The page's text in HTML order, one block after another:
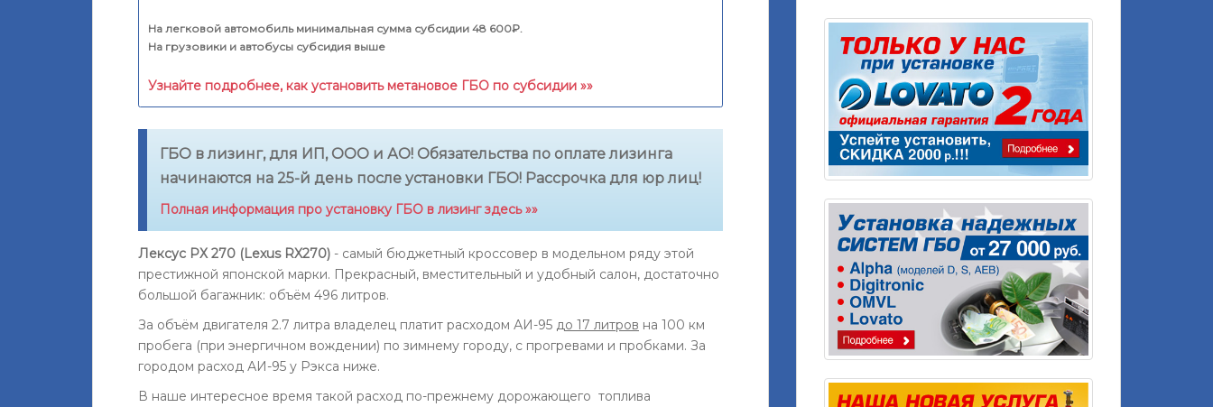
На легковой автомобиль минимальная сумма субсидии 48 600₽.
На грузовики и автобусы субсидия выше
Узнайте подробнее, как установить метановое ГБО по субсидии »»
ГБО в лизинг, для ИП, ООО и АО! Обязательства по оплате лизинга
начинаются на 25-й день после установки ГБО! Рассрочка для юр лиц!
Полная информация про установку ГБО в лизинг здесь »»
Лексус РХ 270 (Lexus RX270) - самый бюджетный кроссовер в модельном ряду этой
престижной японской марки. Прекрасный, вместительный и удобный салон, достаточно
большой багажник: объём 496 литров.
За объём двигателя 2.7 литра владелец платит расходом АИ-95 до 17 литров на 100 км
пробега (при энергичном вождении) по зимнему городу, с прогревами и пробками. За
городом расход АИ-95 у Рэкса ниже.
В наше интересное время такой расход по-прежнему дорожающего топлива